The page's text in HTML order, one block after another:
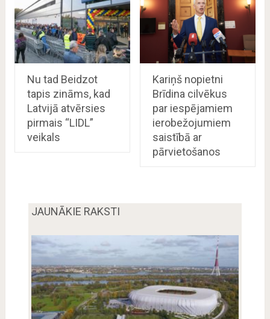
Nu tad Beidzot
tapis zināms, kad
Latvijā atvērsies
pirmais “LIDL”
veikals
Kariņš nopietni
Brīdina cilvēkus
par iespējamiem
ierobežojumiem
saistībā ar
pārvietošanos
JAUNĀKIE RAKSTI